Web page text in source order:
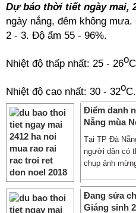
Dự báo thời tiết ngày mai,
ngày nắng, đêm không
2 - 3. Độ ẩm 55 - 96%.
Nhiệt độ thấp nhất: 25 - 26o
Nhiệt độ cao nhất: 30 - 32oC.
Điểm danh
Nẵng mùa
Tại TP Đà
người dân có
chụp ảnh
Đang sửa
Giáng sinh